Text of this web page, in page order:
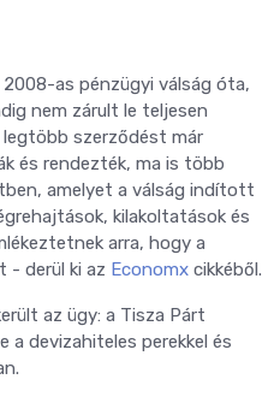
as pénzügyi válság óta,
nem zárult le teljesen
legtöbb szerződést már
és rendezték, ma is több
amelyet a válság indított
kilakoltatások és
arra, hogy a
- derül ki az Economx cikkéből.
az ügy: a Tisza Párt
devizahiteles perekkel és